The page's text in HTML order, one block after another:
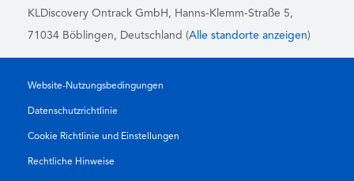
KLDiscovery Ontrack GmbH, Hanns-Klemm-Straße 5,
71034 Böblingen, Deutschland (Alle standorte anzeigen)
Website-Nutzungsbedingungen
Datenschutzrichtlinie
Cookie Richtlinie und Einstellungen
Rechtliche Hinweise